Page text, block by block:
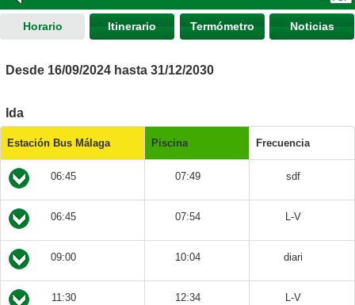
Horario Itinerario Termómetro Noticias
Desde 16/09/2024 hasta 31/12/2030
Ida
Estación Bus Málaga Piscina Frecuencia
06:45 07:49 sdf
06:45 07:54 L-V
09:00 10:04 diari
11:30 12:34 L-V